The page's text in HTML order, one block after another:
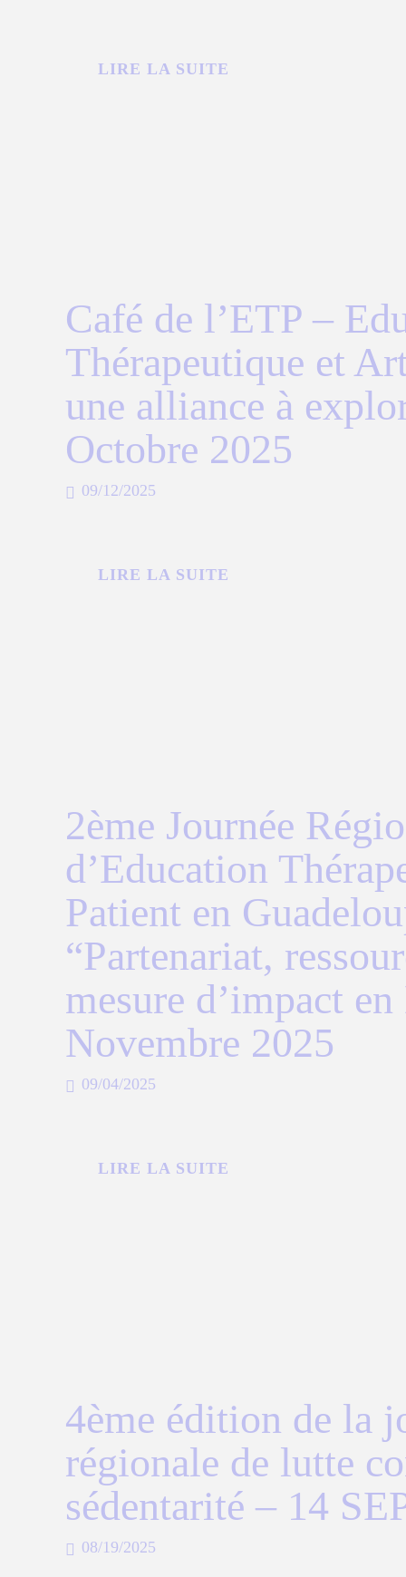
LIRE LA SUITE
Café de l’ETP –
Thérapeutique et
une alliance à
Octobre 2025
09/12/2025
LIRE LA SUITE
2ème Journée
d’Education
Patient en
“Partenariat,
mesure d’impact
Novembre 2025
09/04/2025
LIRE LA SUITE
4ème édition de la
régionale de lutte
sédentarité – 14
08/19/2025